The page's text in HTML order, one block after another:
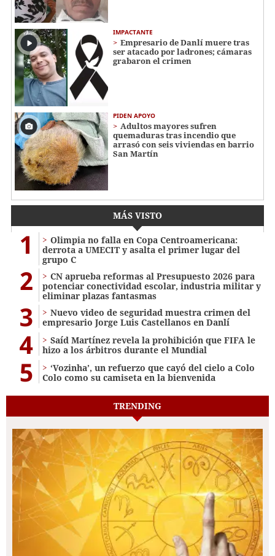
IMPACTANTE
Empresario de Danlí muere tras
ser atacado por ladrones; cámaras
grabaron el crimen
PIDEN APOYO
Adultos mayores sufren
quemaduras tras incendio que
arrasó con seis viviendas en barrio
San Martín
MÁS VISTO
1
Olimpia no falla en Copa Centroamericana:
derrota a UMECIT y asalta el primer lugar del
grupo C
2
CN aprueba reformas al Presupuesto 2026 para
potenciar conectividad escolar, industria militar y
eliminar plazas fantasmas
3
Nuevo video de seguridad muestra crimen del
empresario Jorge Luis Castellanos en Danlí
4
Saíd Martínez revela la prohibición que FIFA le
hizo a los árbitros durante el Mundial
5
‘Vozinha’, un refuerzo que cayó del cielo a Colo
Colo como su camiseta en la bienvenida
TRENDING